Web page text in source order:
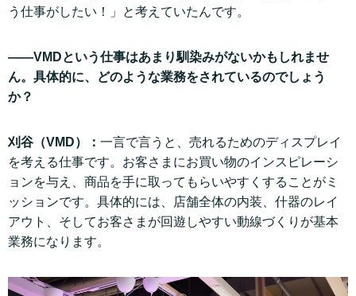
う仕事がしたい！」と考えていたんです。
——VMDという仕事はあまり馴染みがないかもしれませ
ん。具体的に、どのような業務をされているのでしょう
か？
刈谷（VMD）： 一言で言うと、売れるためのディスプレイ
を考える仕事です。お客さまにお買い物のインスピレーシ
ョンを与え、商品を手に取ってもらいやすくすることがミ
ッションです。具体的には、店舗全体の内装、什器のレイ
アウト、そしてお客さまが回遊しやすい動線づくりが基本
業務になります。